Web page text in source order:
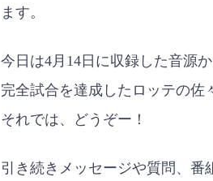
ます。
今日は4月14日に収録した音源か
完全試合を達成したロッテの佐
それでは、どうぞー！
引き続きメッセージや質問、番